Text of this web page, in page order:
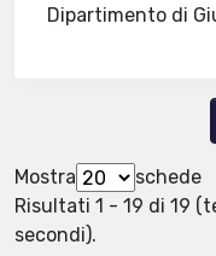
Dipartimento di
Mostra
schede
Risultati 1 - 19 di 19
secondi).